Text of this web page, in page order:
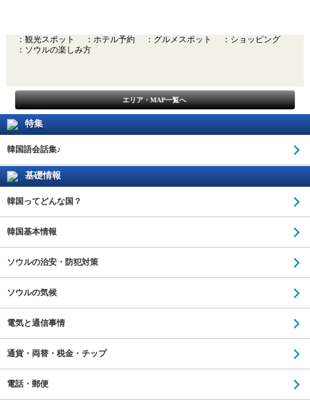
：観光スポット ：ホテル予約 ：グルメスポット
：ショッピング
：ソウルの楽しみ方
エリア・MAP一覧へ
特集
韓国語会話集♪
基礎情報
韓国ってどんな国？
韓国基本情報
ソウルの治安・防犯対策
ソウルの気候
電気と通信事情
通貨・両替・税金・チップ
電話・郵便